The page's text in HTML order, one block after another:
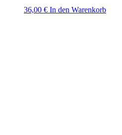
36,00 € In den Warenkorb